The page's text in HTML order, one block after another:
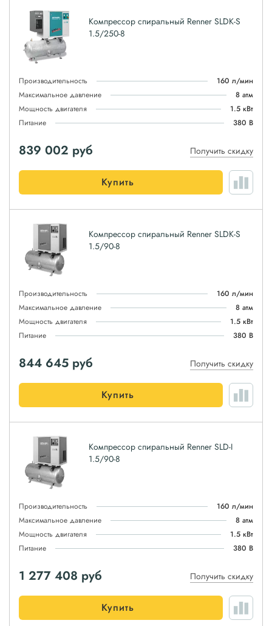
Компрессор спиральный Renner SLDK-S
1.5/250-8
Производительность
160 л/мин
Максимальное давление
8 атм
Мощность двигателя
1.5 кВт
Питание
380 В
839 002 руб Получить скидку
Купить
Компрессор спиральный Renner SLDK-S
1.5/90-8
Производительность
160 л/мин
Максимальное давление
8 атм
Мощность двигателя
1.5 кВт
Питание
380 В
844 645 руб Получить скидку
Купить
Компрессор спиральный Renner SLD-I
1.5/90-8
Производительность
160 л/мин
Максимальное давление
8 атм
Мощность двигателя
1.5 кВт
Питание
380 В
1 277 408 руб Получить скидку
Купить